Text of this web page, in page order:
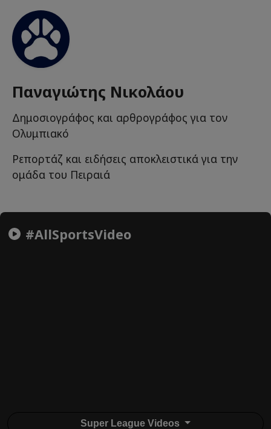
Παναγιώτης Νικολάου
Δημοσιογράφος και αρθρογράφος για τον
Ολυμπιακό
Ρεπορτάζ και ειδήσεις αποκλειστικά για την
ομάδα του Πειραιά
#AllSportsVideo
Super League Videos